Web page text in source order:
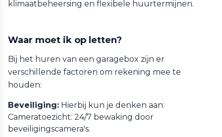
klimaatbeheersing en flexibele huurtermijnen.
Waar moet ik op letten?
Bij het huren van een garagebox zijn er
verschillende factoren om rekening mee te
houden:
Beveiliging: Hierbij kun je denken aan:
Cameratoezicht: 24/7 bewaking door
beveiligingscamera's.